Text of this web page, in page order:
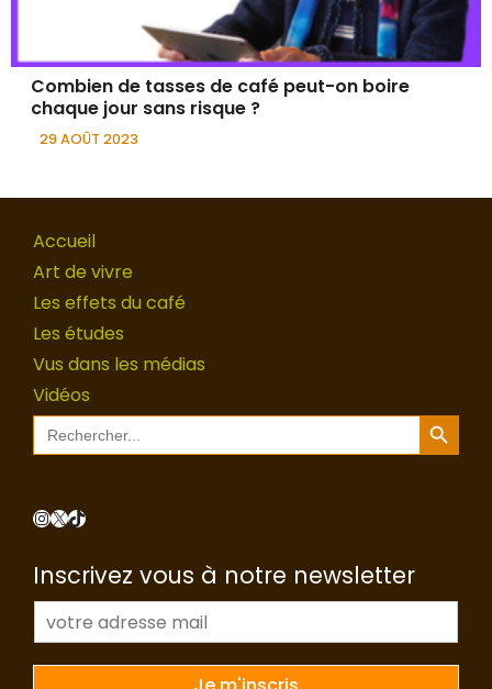
Combien de tasses de café peut-on boire
chaque jour sans risque ?
29 AOÛT 2023
Accueil
Art de vivre
Les effets du café
Les études
Vus dans les médias
Vidéos
Search
for:
Search Button
Instagram
X TikTok
Inscrivez vous à notre newsletter
E